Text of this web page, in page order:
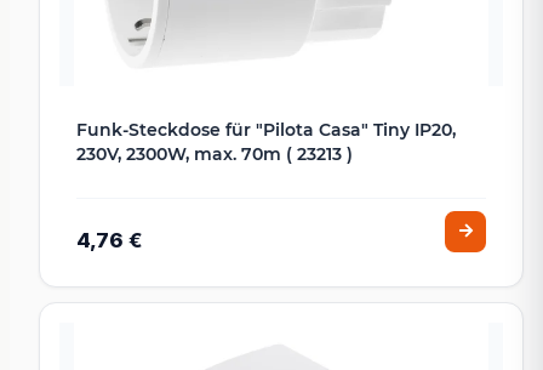
Funk-Steckdose für "Pilota Casa" Tiny IP20,
230V, 2300W, max. 70m ( 23213 )
4,76 €